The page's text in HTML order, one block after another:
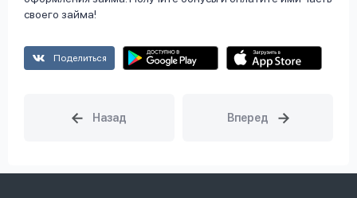
своего займа!
Поделиться